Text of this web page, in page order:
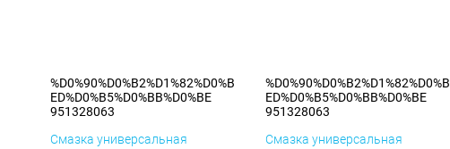
%D0%90%D0%B2%D1%82%D0%B
ED%D0%B5%D0%BB%D0%BE
951328063
Смазка универсальная
%D0%90%D0%B2%D1%82%D0%B
ED%D0%B5%D0%BB%D0%BE
951328063
Смазка универсальная